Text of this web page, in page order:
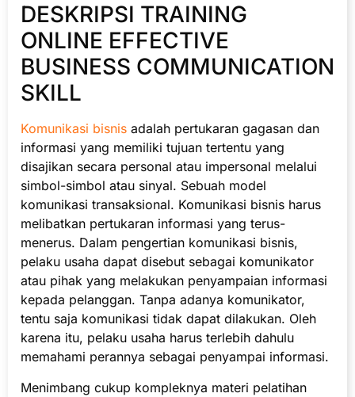
DESKRIPSI TRAINING
ONLINE EFFECTIVE
BUSINESS COMMUNICATION
SKILL
Komunikasi bisnis adalah pertukaran gagasan dan
informasi yang memiliki tujuan tertentu yang
disajikan secara personal atau impersonal melalui
simbol-simbol atau sinyal. Sebuah model
komunikasi transaksional. Komunikasi bisnis harus
melibatkan pertukaran informasi yang terus-
menerus. Dalam pengertian komunikasi bisnis,
pelaku usaha dapat disebut sebagai komunikator
atau pihak yang melakukan penyampaian informasi
kepada pelanggan. Tanpa adanya komunikator,
tentu saja komunikasi tidak dapat dilakukan. Oleh
karena itu, pelaku usaha harus terlebih dahulu
memahami perannya sebagai penyampai informasi.
Menimbang cukup kompleknya materi pelatihan